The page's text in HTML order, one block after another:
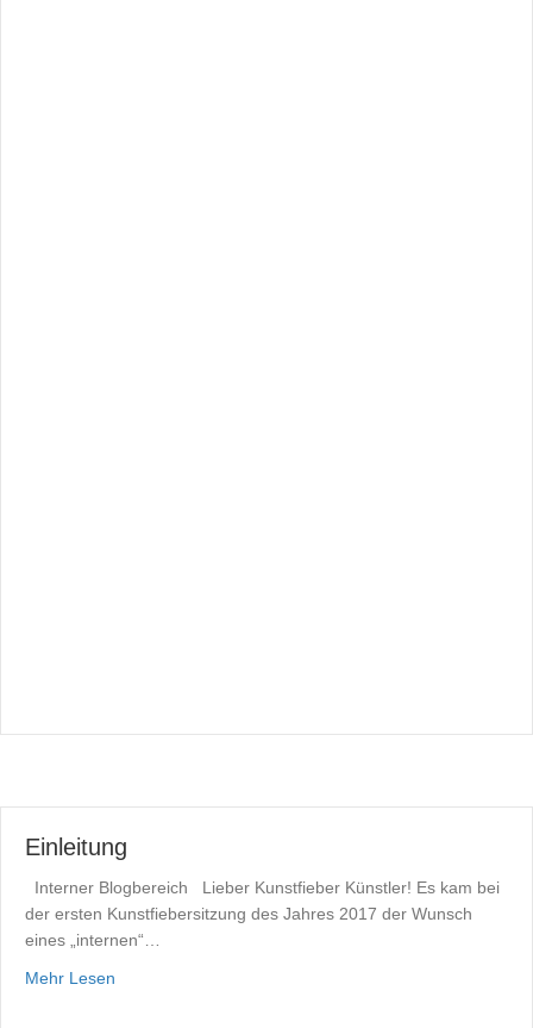
Einleitung
Interner Blogbereich Lieber Kunstfieber Künstler! Es kam bei
der ersten Kunstfiebersitzung des Jahres 2017 der Wunsch
eines „internen“…
Mehr Lesen